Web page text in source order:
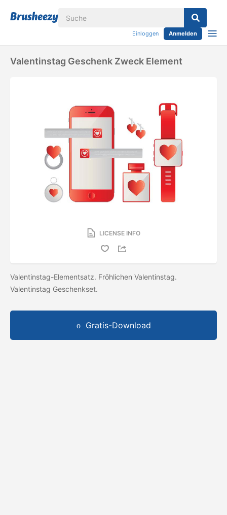
Einloggen Anmelden
Valentinstag Geschenk Zweck Element
LICENSE INFO
Valentinstag-Elementsatz. Fröhlichen Valentinstag.
Valentinstag Geschenkset.
Gratis-Download